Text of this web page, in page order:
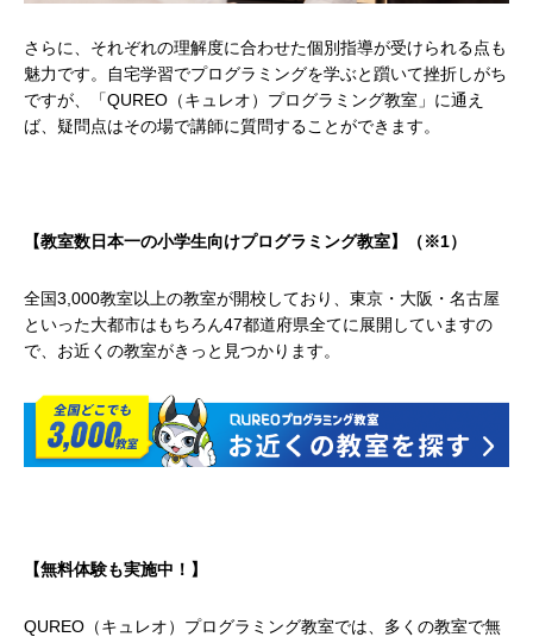
さらに、それぞれの理解度に合わせた個別指導が受けられる点も
魅力です。自宅学習でプログラミングを学ぶと躓いて挫折しがち
ですが、「QUREO（キュレオ）プログラミング教室」に通え
ば、疑問点はその場で講師に質問することができます。
【教室数日本一の小学生向けプログラミング教室】（※1）
全国3,000教室以上の教室が開校しており、東京・大阪・名古屋
といった大都市はもちろん47都道府県全てに展開していますの
で、お近くの教室がきっと見つかります。
【無料体験も実施中！】
QUREO（キュレオ）プログラミング教室では、多くの教室で無